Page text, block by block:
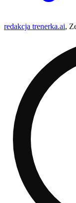
redakcja trenerka.ai,